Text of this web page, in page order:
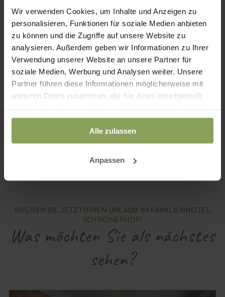
Wir verwenden Cookies, um Inhalte und Anzeigen zu
personalisieren, Funktionen für soziale Medien anbieten
zu können und die Zugriffe auf unsere Website zu
analysieren. Außerdem geben wir Informationen zu Ihrer
Verwendung unserer Website an unsere Partner für
soziale Medien, Werbung und Analysen weiter. Unsere
Partner führen diese Informationen möglicherweise mit
weiteren Daten zusammen, die Sie ihnen bereitgestellt
gesammelt haben.
Alle zulassen
Anpassen
Baustellen-Hochsaison in der
Schließphase
Seit dem 4. November ist im Familienhotel
Neubau
BUCHEN SIE JETZT IHREN URLAUB IM FAMILIENHOTEL
SCHREINERHOF!
Was möchten Sie als nächstes
sehen?